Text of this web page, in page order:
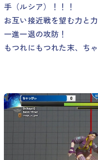
手（ルシア）！！！
お互い接近戦を望む力と
一進一退の攻防！
もつれにもつれた末、ち